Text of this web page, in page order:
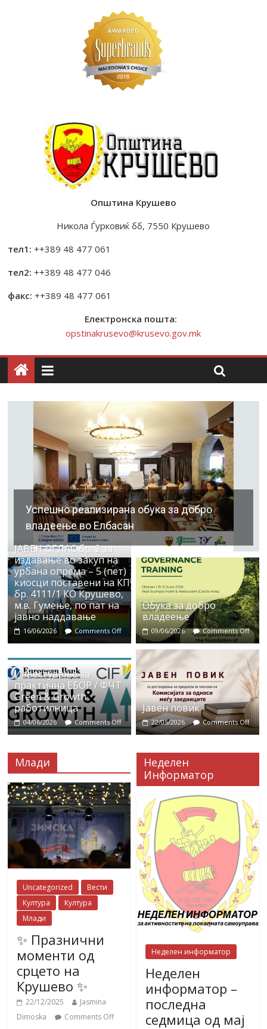
Општина Крушево
Никола Ѓурковиќ бб, 7550 Крушево
тел1: ++389 48 477 061
тел2: ++389 48 477 046
факс: ++389 48 477 061
Електронска пошта:
opstinakrusevo@krusevo.gov.mk
Успешно реализирана обука за добро
владеење во Елбасан
ЈАВЕН ОГЛАС бр. 2 за
издавање во закуп на
урбана опрема – 5 (пет)
киосци поставени на КП
бр. 4111/1 КО Крушево,
м.в. Гумење, по пат на
јавно наддавање
16/06/2026 Comments Off
Обука за добро
владеење
09/06/2026 Comments Off
Известување за
практична ЕБОР / ФЧТ
Green & Growth
работилница
04/06/2026 Comments Off
Јавен повик
22/05/2026 Comments Off
Млади
Uncategorized
Вести
Култура
Култура
Млади
✨ Празнични
моменти од
срцето на
Крушево ✨
22/12/2025
Jasmina
Dimoska
Comments Off
Неделен
Информатор
Неделен информатор
Неделен
информатор –
последна
седмица од мај